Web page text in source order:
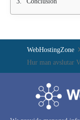
WebHostingZone
Hur man avslutar